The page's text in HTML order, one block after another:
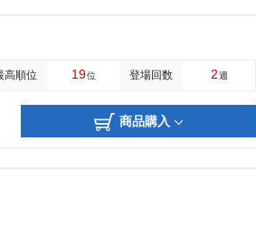
e
高順位 19位 登場回数 2週
商品購入